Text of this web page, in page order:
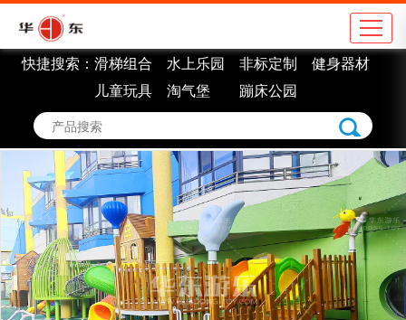
公司简介
组织架构
车间展示
企业认证
企业荣誉
景
室
非
快捷搜索： 滑梯组合 水上乐园 非标定制
健身器材
儿童玩具
淘气堡 蹦床公园